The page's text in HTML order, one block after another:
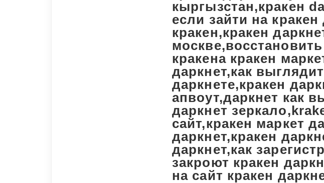
кыргызстан,кракен
если зайти на
кракен,кракен
кракена кракен
даркнет,как
даркнете,кракен
апвоут,даркнет как
даркнет
сайт,кракен маркет
даркнет,кракен
даркнет,как
закроют кракен
на сайт кракен